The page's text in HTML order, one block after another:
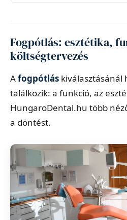
Fogpótlás: esztétika,
költségtervezés
Afogpótlás kiválasztásánál
találkozik: a funkció, az
HungaroDental.hu több
a döntést.